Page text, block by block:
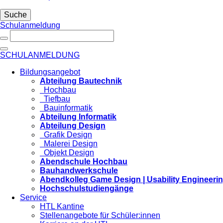
Suche
Schulanmeldung
SCHULANMELDUNG
Bildungsangebot
Abteilung Bautechnik
Hochbau
Tiefbau
Bauinformatik
Abteilung Informatik
Abteilung Design
Grafik Design
Malerei Design
Objekt Design
Abendschule Hochbau
Bauhandwerkschule
Abendkolleg Game Design | Usability
Hochschulstudiengänge
Service
HTL Kantine
Stellenangebote für Schüler:innen